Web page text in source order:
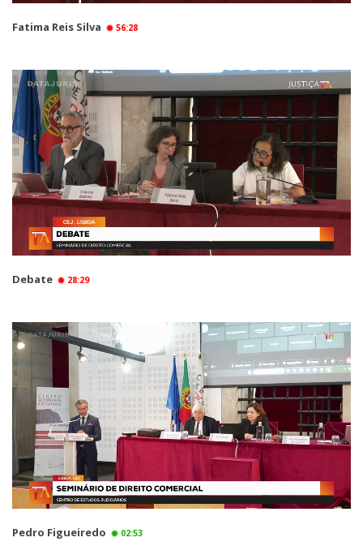
Fatima Reis Silva 56:28
Debate 28:29
Pedro Figueiredo 02:53